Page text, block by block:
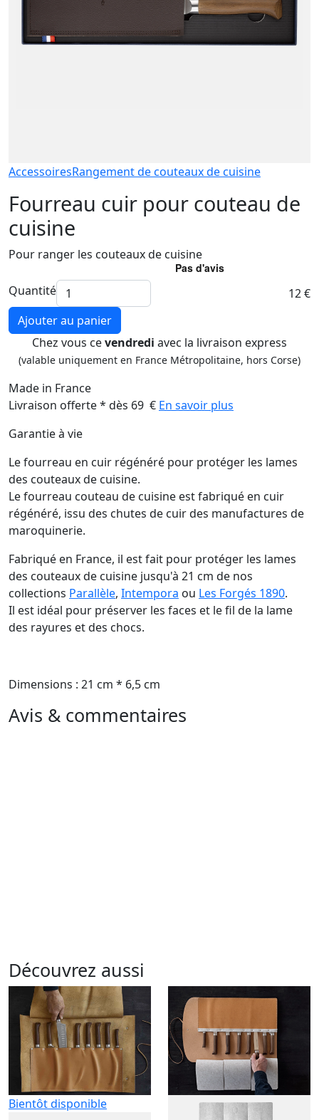
AccessoiresRangement de couteaux de cuisine
Fourreau cuir pour couteau de
cuisine
Pour ranger les couteaux de cuisine
Quantité
12 €
Ajouter au panier
Chez vous cevendredi avec la livraison express
(valable uniquement en France Métropolitaine, hors Corse)
Made in France
Livraison offerte * dès 69 € En savoir plus
Garantie à vie
Le fourreau en cuir régénéré pour protéger les lames
des couteaux de cuisine.
Le fourreau couteau de cuisine est fabriqué en cuir
régénéré, issu des chutes de cuir des manufactures de
maroquinerie.
Fabriqué en France, il est fait pour protéger les lames
des couteaux de cuisine jusqu'à 21 cm de nos
collections Parallèle, Intempora ou Les Forgés 1890.
Il est idéal pour préserver les faces et le fil de la lame
des rayures et des chocs.
Dimensions : 21 cm * 6,5 cm
Avis & commentaires
Découvrez aussi
Bientôt disponible